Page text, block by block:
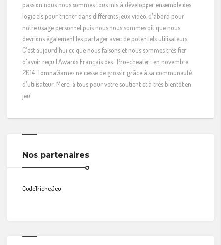
passion nous nous sommes tous mis à développer ensemble des
logiciels pour tricher dans différents jeux vidéo, d'abord pour
notre usage personnel puis nous nous sommes dit que nous
devrions également les partager avec de potentiels utilisateurs.
C'est aujourd'hui ce que nous faisons et nous sommes très fier
d'avoir reçu l'Awards Français des "Pro-cheater" en novembre
2014. TomnaGames ne cesse de grossir grâce à sa communauté
d'utilisateur. Merci à tous pour votre soutient et à très bientôt en
jeu!
Nos partenaires
CodeTricheJeu